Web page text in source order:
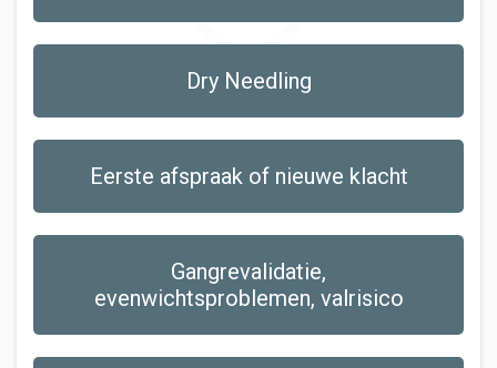
Dry Needling
Eerste afspraak of nieuwe klacht
Gangrevalidatie,
evenwichtsproblemen, valrisico